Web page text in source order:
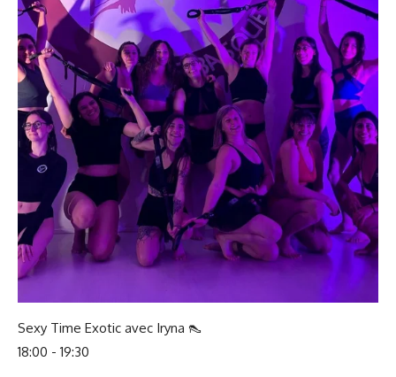
Sexy Time Exotic avec Iryna 👠
18:00 - 19:30